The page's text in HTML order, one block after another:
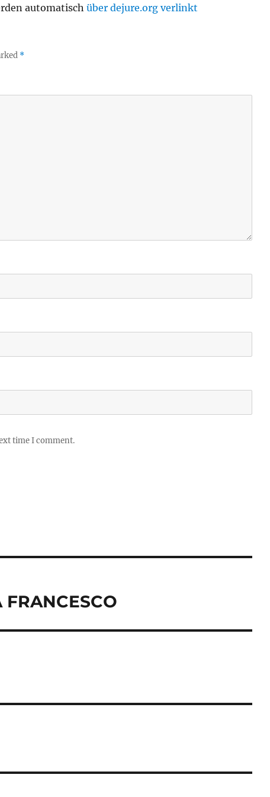
automatischüber dejure.org verlinkt
*
time I comment.